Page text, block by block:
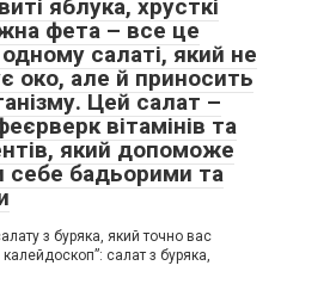
яблука, хрусткі
фета – все це
салаті, який не
око, але й приносить
Цей салат –
вітамінів та
який допоможе
себе бадьорими та
з буряка, який точно вас
салат з буряка,